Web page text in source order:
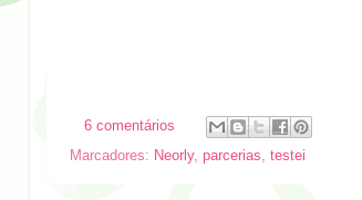
6 comentários
Marcadores: Neorly, parcerias testei